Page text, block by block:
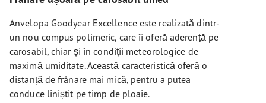
Anvelopa Goodyear Excellence este realizată dintr-
un nou compus polimeric, care îi oferă aderență pe
carosabil, chiar și în condiții meteorologice de
maximă umiditate. Această caracteristică oferă o
distanță de frânare mai mică, pentru a putea
conduce liniștit pe timp de ploaie.